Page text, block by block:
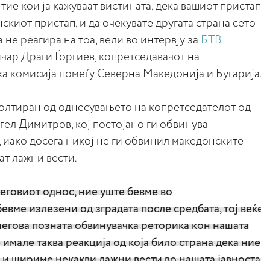
кои ја кажуваат вистината, дека вашиот пристап
пристап, и да очекувате другата страна сето
реагира на тоа, вели во интервју за БТВ
Драги Ѓоргиев, копретседавачот на
комисија помеѓу Северна Македонија и Бугарија.
од однесувањето на копретседателот од
Димитров, кој постојано ги обвинува
досега никој не ги обвинил македонските
лажни вести.
однос, ние уште бевме во
излезени од зградата после средбата, тој
позната обвинувачка реторика кон нашата
таква реакција од која било страна дека ние